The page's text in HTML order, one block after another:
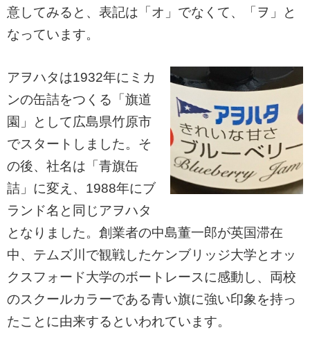
意してみると、表記は「オ」でなくて、「ヲ」と
なっています。
アヲハタは1932年にミカ
ンの缶詰をつくる「旗道
園」として広島県竹原市
でスタートしました。そ
の後、社名は「青旗缶
詰」に変え、1988年にブ
ランド名と同じアヲハタ
となりました。創業者の中島董一郎が英国滞在
中、テムズ川で観戦したケンブリッジ大学とオッ
クスフォード大学のボートレースに感動し、両校
のスクールカラーである青い旗に強い印象を持っ
たことに由来するといわれています。